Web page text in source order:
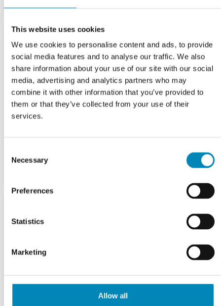
This website uses cookies
We use cookies to personalise content and ads, to provide
social media features and to analyse our traffic. We also
share information about your use of our site with our social
media, advertising and analytics partners who may
combine it with other information that you’ve provided to
them or that they’ve collected from your use of their
services.
Selection
Necessary
Preferences
Statistics
Marketing
Allow all